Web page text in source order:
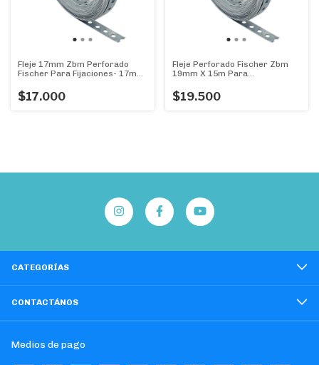
Fleje 17mm Zbm Perforado
Fischer Para Fijaciones- 17mm
$17.000
Fleje Perforado Fischer Zbm
19mm X 15m Para
$19.500
CATEGORÍAS
CONTACTÁNOS
Medios de pago